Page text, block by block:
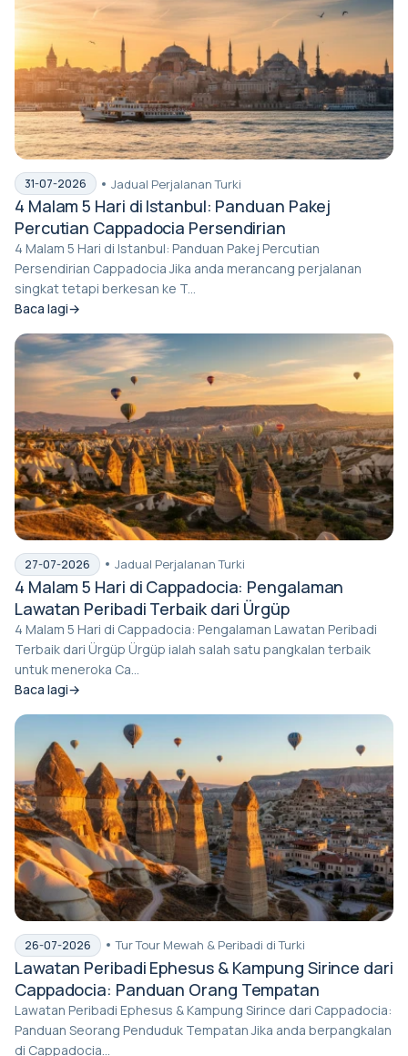
31-07-2026 Jadual Perjalanan Turki
4 Malam 5 Hari di Istanbul: Panduan Pakej
Percutian Cappadocia Persendirian
4 Malam 5 Hari di Istanbul: Panduan Pakej Percutian
Persendirian Cappadocia Jika anda merancang perjalanan
singkat tetapi berkesan ke T...
Baca lagi
27-07-2026 Jadual Perjalanan Turki
4 Malam 5 Hari di Cappadocia: Pengalaman
Lawatan Peribadi Terbaik dari Ürgüp
4 Malam 5 Hari di Cappadocia: Pengalaman Lawatan Peribadi
Terbaik dari Ürgüp Ürgüp ialah salah satu pangkalan terbaik
untuk meneroka Ca...
Baca lagi
26-07-2026 Tur Tour Mewah & Peribadi di Turki
Lawatan Peribadi Ephesus & Kampung Sirince dari
Cappadocia: Panduan Orang Tempatan
Lawatan Peribadi Ephesus & Kampung Sirince dari Cappadocia:
Panduan Seorang Penduduk Tempatan Jika anda berpangkalan
di Cappadocia...